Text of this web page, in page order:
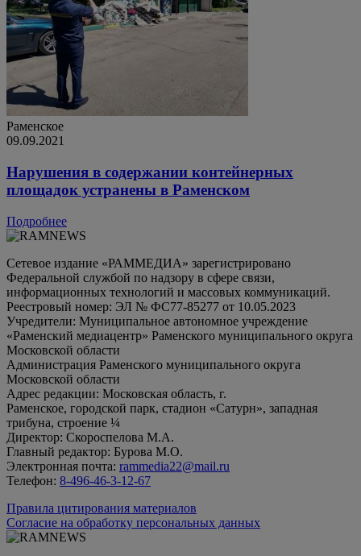
Раменское
09.09.2021
Нарушения в содержании контейнерных
площадок устранены в Раменском
Подробнее
Сетевое издание «РАММЕДИА» зарегистрировано
Федеральной службой по надзору в сфере связи,
информационных технологий и массовых коммуникаций.
Реестровый номер: ЭЛ № ФС77-85277 от 10.05.2023
Учредители: Муниципальное автономное учреждение
«Раменский медиацентр» Раменского муниципального округа
Московской области
Администрация Раменского муниципального округа
Московской области
Адрес редакции: Московская область, г.
Раменское, городской парк, стадион «Сатурн», западная
трибуна, строение ¼
Директор: Скороспелова М.А.
Главный редактор: Бурова М.О.
Электронная почта: rammedia22@mail.ru
Телефон: 8-496-46-3-12-67
Правила цитирования материалов
Согласие на обработку персональных данных